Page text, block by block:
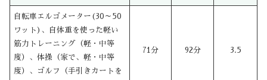
自転車エルゴメーター(30～50
ワット)、自体重を使った軽い
筋力トレーニング（軽・中等
度）、体操（家で、軽・中等
度）、ゴルフ（手引きカートを
71分 92分 3.5